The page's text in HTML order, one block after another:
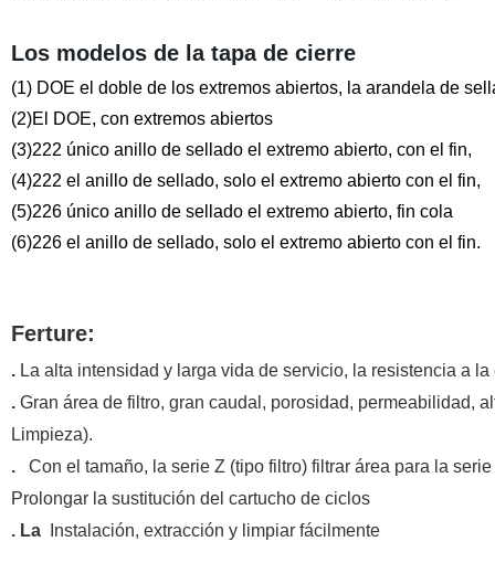
Los modelos de la tapa de cierre
(1) DOE el doble de los extremos abiertos, la arandela de
(2)El DOE, con extremos abiertos
(3)222 único anillo de sellado el extremo abierto, con el fin,
(4)222 el anillo de sellado, solo el extremo abierto con el fin,
(5)226 único anillo de sellado el extremo abierto, fin cola
(6)226 el anillo de sellado, solo el extremo abierto con el fin.
Ferture:
. La alta intensidad y larga vida de servicio, la resistencia a
. Gran área de filtro, gran caudal, porosidad, permeabilidad,
Limpieza).
.
Con el tamaño, la serie Z (tipo filtro) filtrar área para la
Prolongar la sustitución del cartucho de ciclos
. LaInstalación, extracción y limpiar fácilmente